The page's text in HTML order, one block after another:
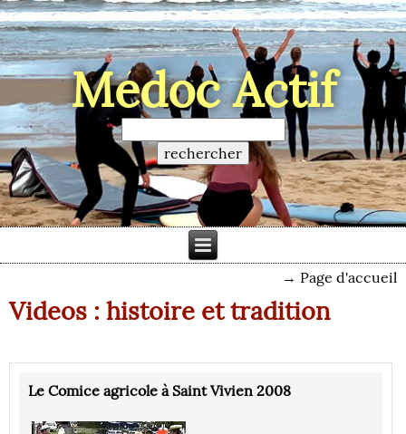
Médoc Actif
→ Page d'accueil
Videos : histoire et tradition
Le Comice agricole à Saint Vivien 2008